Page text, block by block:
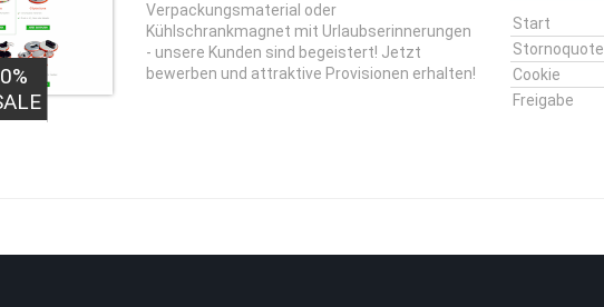
Verpackungsmaterial oder
Kühlschrankmagnet mit Urlaubserinnerungen
- unsere Kunden sind begeistert! Jetzt
bewerben und attraktive Provisionen erhalten!
Start
Stornoquote
Cookie
Freigabe